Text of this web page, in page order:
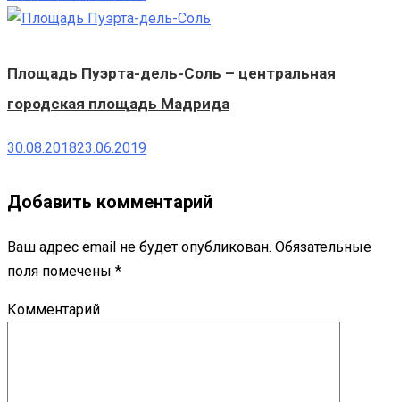
Площадь Пуэрта-дель-Соль – центральная
городская площадь Мадрида
30.08.201823.06.2019
Добавить комментарий
Ваш адрес email не будет опубликован. Обязательные
поля помечены *
Комментарий